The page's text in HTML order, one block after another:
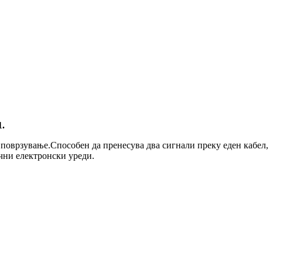
да пренесува два сигнали преку еден кабел,
електронски уреди.